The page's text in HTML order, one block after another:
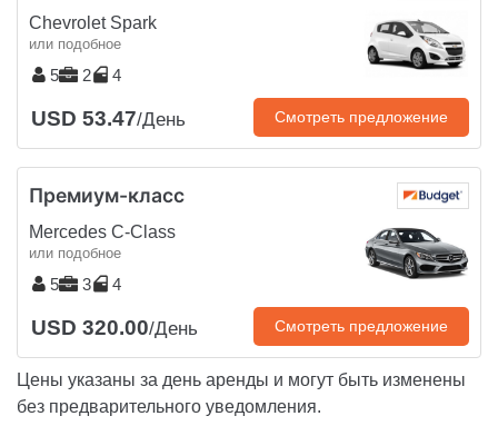
Chevrolet Spark
или подобное
5 2 4
USD 53.47/День Смотреть предложение
Премиум-класс
Mercedes C-Class
или подобное
5 3 4
USD 320.00/День Смотреть предложение
Цены указаны за день аренды и могут быть изменены
без предварительного уведомления.